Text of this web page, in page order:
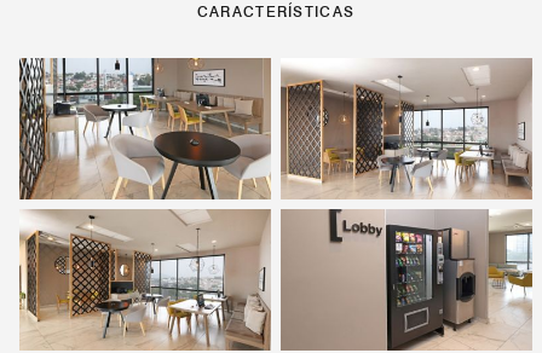
CARACTERÍSTICAS